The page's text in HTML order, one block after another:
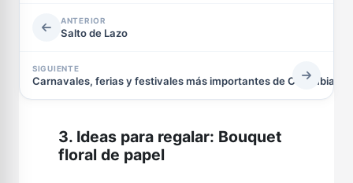
ANTERIOR
Salto de Lazo
SIGUIENTE
Carnavales, ferias y festivales más importantes de Colombia
3. Ideas para regalar: Bouquet
floral de papel